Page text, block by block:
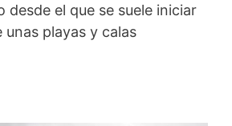
desde el que se suele iniciar
unas playas y calas